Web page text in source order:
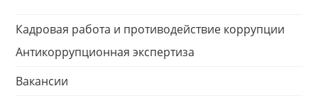
Кадровая работа и противодействие коррупции
Антикоррупционная экспертиза
Вакансии